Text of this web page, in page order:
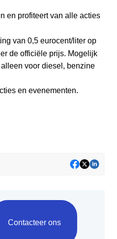
en profiteert van alle acties
van 0,5 eurocent/liter op
de officiële prijs. Mogelijk
voor diesel, benzine
en evenementen.
Contacteer ons